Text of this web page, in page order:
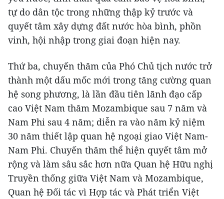
tự do dân tộc trong những thập kỷ trước và
quyết tâm xây dựng đất nước hòa bình, phồn
vinh, hội nhập trong giai đoạn hiện nay.
Thứ ba, chuyến thăm của Phó Chủ tịch nước trở
thành một dấu mốc mới trong tăng cường quan
hệ song phương, là lần đầu tiên lãnh đạo cấp
cao Việt Nam thăm Mozambique sau 7 năm và
Nam Phi sau 4 năm; diễn ra vào năm kỷ niệm
30 năm thiết lập quan hệ ngoại giao Việt Nam-
Nam Phi. Chuyến thăm thể hiện quyết tâm mở
rộng và làm sâu sắc hơn nữa Quan hệ Hữu nghị
Truyền thống giữa Việt Nam và Mozambique,
Quan hệ Đối tác vì Hợp tác và Phát triển Việt